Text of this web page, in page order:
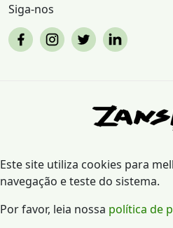
Siga-nos
Este site utiliza cookies para
navegação e teste do sistema.
Por favor, leia nossa política de